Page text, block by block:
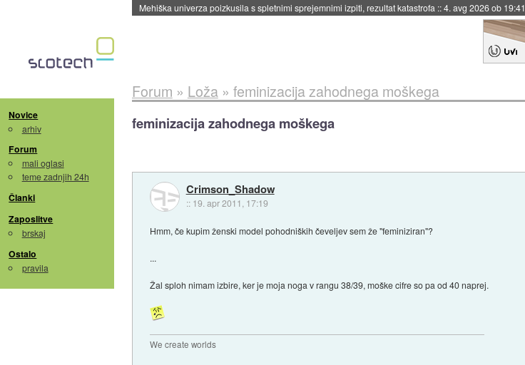
Mehiška univerza poizkusila s spletnimi sprejemnimi izpiti, rezultat katastrofa ::4. avg 2026 ob 19:41
Novice
arhiv
Forum
mali oglasi
teme zadnjih 24h
Članki
Zaposlitve
brskaj
Ostalo
pravila
Forum » Loža» feminizacija zahodnega moškega
feminizacija zahodnega moškega
Crimson_Shadow
:: 19. apr 2011, 17:19
Hmm, če kupim ženski model pohodniških čeveljev sem že "feminiziran"?
...
Žal sploh nimam izbire, ker je moja noga v rangu 38/39, moške cifre so pa od 40 naprej.
We create worlds